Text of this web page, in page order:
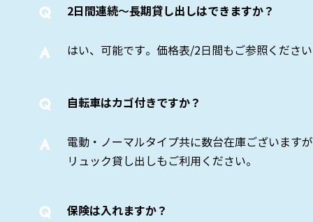
Q 2日間連続〜長期貸し出しはできますか？
​A はい、可能です。価格表/2日間もご参照くださ
Q 自転車はカゴ付きですか？
​A
電動・ノーマルタイプ共に数台在庫ございます
リュック貸し出しもご利用ください。
Q 保険は入れますか？